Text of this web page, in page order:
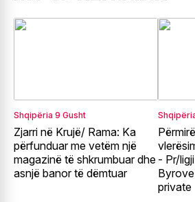
Shqipëria 9 Gusht
Zjarri në Krujë/ Rama: Ka
përfunduar me vetëm një
magazinë të shkrumbuar dhe
asnjë banor të dëmtuar
- Pr/
Byrove
private